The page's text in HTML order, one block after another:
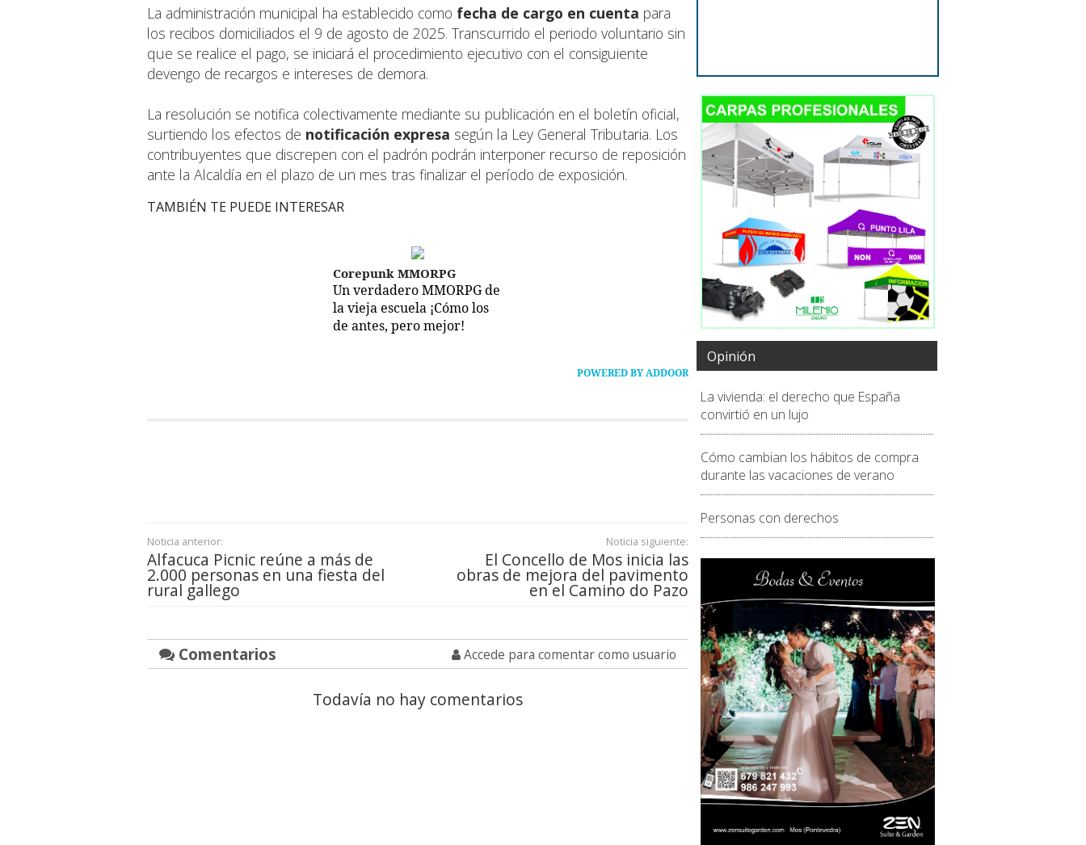
La administración municipal ha establecido como fecha de cargo en cuenta para
los recibos domiciliados el 9 de agosto de 2025. Transcurrido el periodo voluntario sin
que se realice el pago, se iniciará el procedimiento ejecutivo con el consiguiente
devengo de recargos e intereses de demora.
La resolución se notifica colectivamente mediante su publicación en el boletín oficial,
surtiendo los efectos de notificación expresa según la Ley General Tributaria. Los
contribuyentes que discrepen con el padrón podrán interponer recurso de reposición
ante la Alcaldía en el plazo de un mes tras finalizar el período de exposición.
TAMBIÉN TE PUEDE INTERESAR
Corepunk MMORPG
Un verdadero MMORPG de
la vieja escuela ¡Cómo los
de antes, pero mejor!
POWERED BY ADDOOR
Noticia anterior:
Alfacuca Picnic reúne a más de
2.000 personas en una fiesta del
rural gallego
Noticia siguiente:
El Concello de Mos inicia las
obras de mejora del pavimento
en el Camino do Pazo
Comentarios Accede para comentar como usuario
Todavía no hay comentarios
Opinión
La vivienda: el derecho que España
convirtió en un lujo
Cómo cambian los hábitos de compra
durante las vacaciones de verano
Personas con derechos